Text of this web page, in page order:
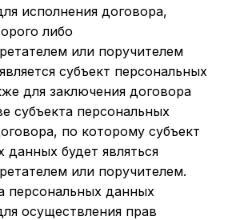
исполнения договора,
либо
или поручителем
субъект персональных
для заключения договора
субъекта персональных
по которому субъект
данных будет являться
или поручителем.
персональных данных
осуществления прав